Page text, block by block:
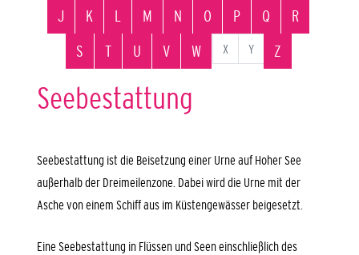
J
K L M N O P Q
R
S
T U V W X Y Z
Seebestattung
Seebestattung ist die Beisetzung einer Urne auf Hoher See
außerhalb der Dreimeilenzone. Dabei wird die Urne mit der
Asche von einem Schiff aus im Küstengewässer beigesetzt.
Eine Seebestattung in Flüssen und Seen einschließlich des